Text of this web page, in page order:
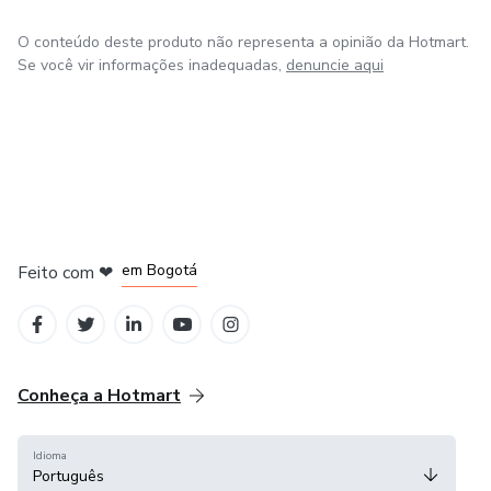
O conteúdo deste produto não representa a opinião da Hotmart.
Se você vir informações inadequadas, denuncie aqui
Feito com ❤ em Bogotá
Conheça a Hotmart
Idioma
Português